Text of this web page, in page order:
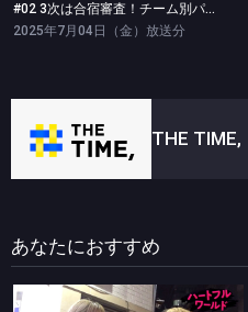
#02 3次は合宿審査！チーム別パフォーマンス前編
2025年7月04日（金）放送分
THE TIME,
あなたにおすすめ